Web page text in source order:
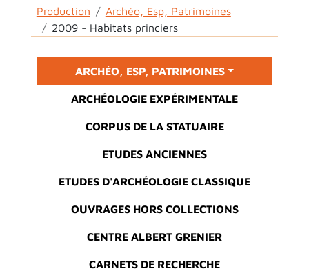
Fil d'Ariane
Production
Archéo, Esp, Patrimoines
2009 - Habitats princiers
Main menu
ARCHÉO, ESP, PATRIMOINES
ARCHÉOLOGIE EXPÉRIMENTALE
CORPUS DE LA STATUAIRE
ETUDES ANCIENNES
ETUDES D'ARCHÉOLOGIE CLASSIQUE
OUVRAGES HORS COLLECTIONS
CENTRE ALBERT GRENIER
CARNETS DE RECHERCHE